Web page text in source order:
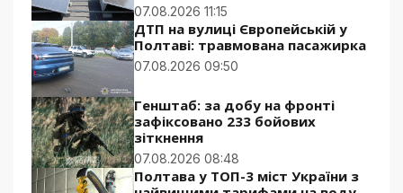
07.08.2026 11:15
ДТП на вулиці Європейській у
Полтаві: травмована пасажирка
07.08.2026 09:50
Генштаб: за добу на фронті
зафіксовано 233 бойових
зіткнення
07.08.2026 08:48
Полтава у ТОП-3 міст України з